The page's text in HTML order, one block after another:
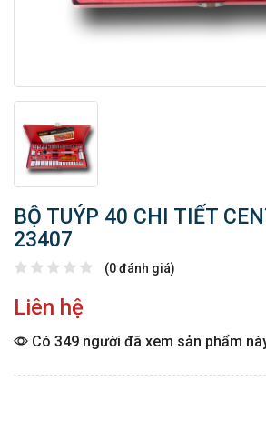
BỘ TUÝP 40 CHI TIẾT
23407
(0 đánh giá)
Liên hệ
Có 349 người đã xem sản phẩm